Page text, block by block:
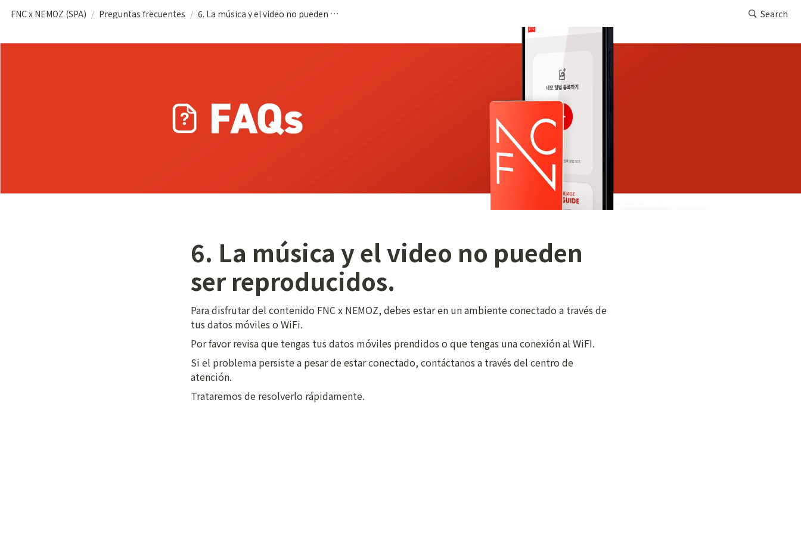
FNC x NEMOZ (SPA) / Preguntas frecuentes / 6. La música y el video no pueden ser reproducidos. Search
6. La música y el video no pueden
ser reproducidos.
Para disfrutar del contenido FNC x NEMOZ, debes estar en un ambiente conectado a través de
tus datos móviles o WiFi.
Por favor revisa que tengas tus datos móviles prendidos o que tengas una conexión al WiFI.
Si el problema persiste a pesar de estar conectado, contáctanos a través del centro de
atención.
Trataremos de resolverlo rápidamente.